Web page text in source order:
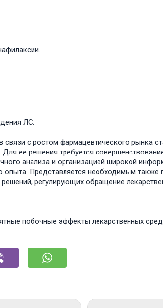
ЛС.
c ростом фармацевтического рынка
ее решения требуется
анализа и организацией широкой
Представляется необходимым также
регулирующих обращение
побочные эффекты лекарственных